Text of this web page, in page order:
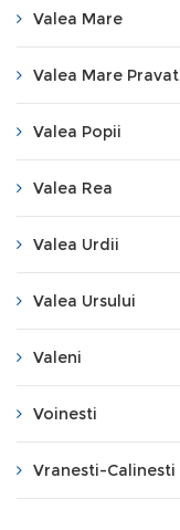
Valea Mare
Valea Mare Pravat
Valea Popii
Valea Rea
Valea Urdii
Valea Ursului
Valeni
Voinesti
Vranesti-Calinesti